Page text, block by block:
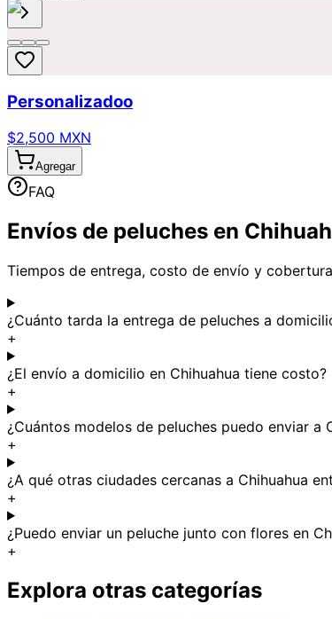
Personalizadoo
$2,500 MXN
Agregar
FAQ
Envíos de peluches en
Tiempos de entrega, costo de envío y
¿Cuánto tarda la entrega de peluches a
+
¿El envío a domicilio en Chihuahua tiene costo?
+
¿Cuántos modelos de peluches puedo enviar a
+
¿A qué otras ciudades cercanas a Chihuahua
+
¿Puedo enviar un peluche junto con flores en
+
Explora otras categorías